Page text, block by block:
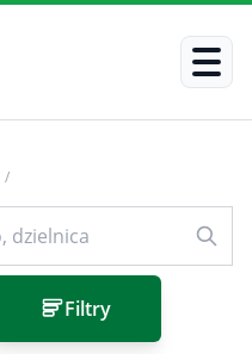
/
Filtry